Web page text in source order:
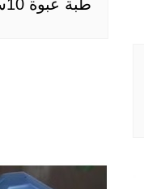
طبة عبوة 10سم